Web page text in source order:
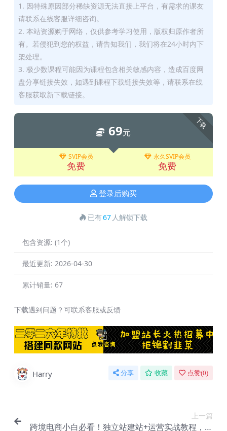
1. 因特殊原因部分稀缺资源无法直接上平台，有需求的课友
请联系在线客服详细咨询。
2. 本站资源购于网络，仅供参考学习使用，版权归原作者所
有。若侵犯到您的权益，请告知我们，我们将在24小时内下
架处理。
3. 极少数课程可能因为课程包含相关敏感内容，造成百度网
盘分享链接失效，如遇到课程下载链接失效等，请联系在线
客服获取新下载链接。
下载
69元
SVIP会员
免费
永久SVIP会员
免费
登录后购买
已有67 人解锁下载
包含资源: (1个)
最近更新: 2026-04-30
累计销量: 67
下载遇到问题？可联系客服或反馈
Harry 分享 收藏 点赞(0)
上一篇
跨境电商小白必看！独立站建站+运营实战教程，助